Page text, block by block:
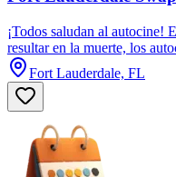
¡Todos saludan al autocine!
resultar en la muerte, los
Fort Lauderdale, FL